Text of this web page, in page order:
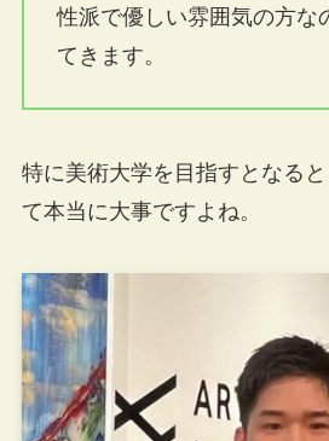
性派で優しい雰囲気の方な
てきます。
特に美術大学を目指すとなる
て本当に大事ですよね。